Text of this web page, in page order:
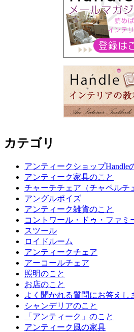
カテゴリ
アンティークショップHandle
アンティーク家具のこと
チャーチチェア（チャペルチ
アングルポイズ
アンティーク雑貨のこと
コントワール・ドゥ・ファミ
スツール
ロイドルーム
アンティークチェア
アーコールチェア
照明のこと
お店のこと
よく聞かれる質問にお答えし
シャンデリアのこと
「アンティーク」のこと
アンティーク風の家具